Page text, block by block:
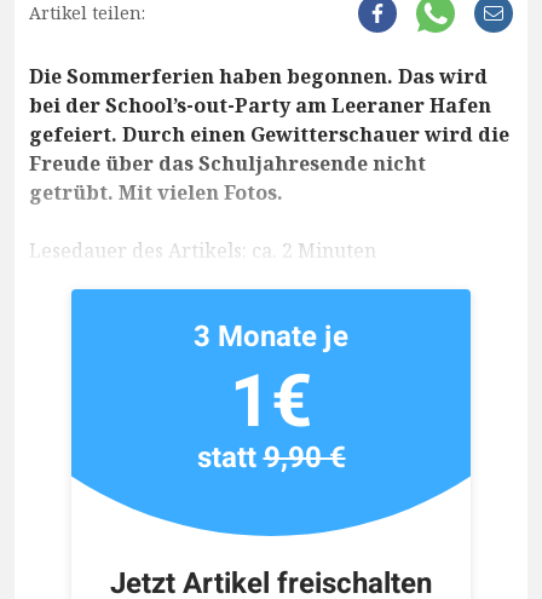
Artikel teilen:
Die Sommerferien haben begonnen. Das wird
bei der School’s-out-Party am Leeraner Hafen
gefeiert. Durch einen Gewitterschauer wird die
Freude über das Schuljahresende nicht
getrübt. Mit vielen Fotos.
Lesedauer des Artikels: ca. 2 Minuten
Jetzt Artikel freischalten
3 Monate je
1€
statt9,90 €